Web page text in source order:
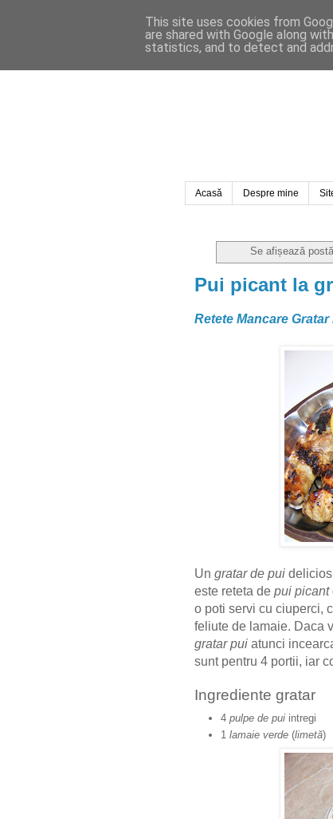
Acasă Despre mine
Se afișează
Pui picant la
Retete Mancare
Un gratar de pui
este reteta de pui picant
o poti servi cu ciuperci,
feliute de lamaie. Daca
gratar pui atunci
sunt pentru 4 portii, iar
Ingrediente gratar
4 pulpe de pui intregi
1 lamaie verde (limetă)
This site uses cookies from
are shared with Google along
statistics, and to detect and